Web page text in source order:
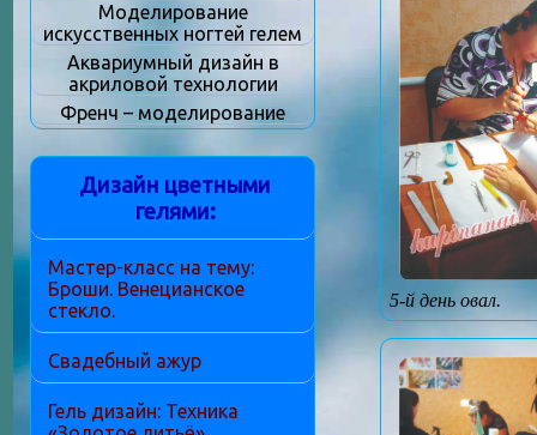
5-й день овал.
Моделирование
искусственных ногтей гелем
Аквариумный дизайн в
акриловой технологии
Френч – моделирование
Дизайн цветными
гелями:
Мастер-класс на тему:
Броши. Венецианское
стекло.
Свадебный ажур
Гель дизайн: Техника